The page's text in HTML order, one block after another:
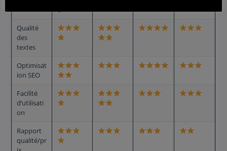
d
Qualité
des
textes
Optimisat
ion SEO
Facilité
d’utilisati
on
Rapport
qualité/pr